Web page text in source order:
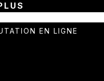
EN LIGNE